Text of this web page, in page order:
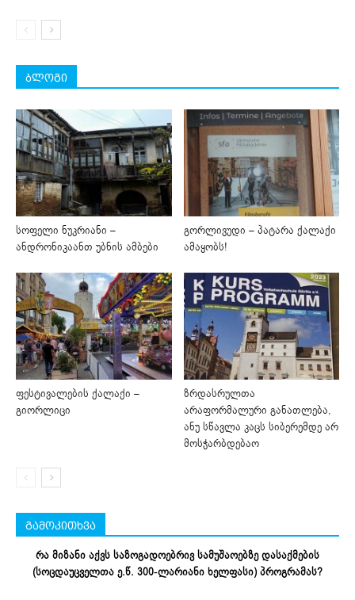
ბლოგი
სოფელი ნუკრიანი –
ანდრონიკაანთ უბნის ამბები
გორლივუდი – პატარა ქალაქი
ამაყობს!
ფესტივალების ქალაქი –
გიორლიცი
ზრდასრულთა
არაფორმალური განათლება,
ანუ სწავლა კაცს სიბერემდე არ
მოსჭარბდებაო
გამოკითხვა
რა მიზანი აქვს საზოგადოებრივ სამუშაოებზე დასაქმების
(სოცდაუცველთა ე.წ. 300-ლარიანი ხელფასი) პროგრამას?